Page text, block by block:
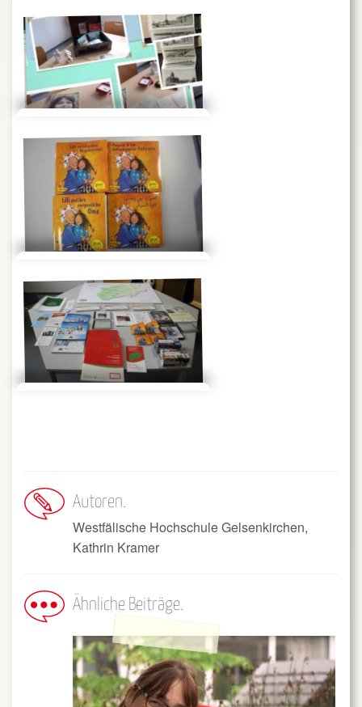
Autoren
Westfälische Hochschule Gelsenkirchen,
Kathrin Kramer
Ähnliche Beiträge